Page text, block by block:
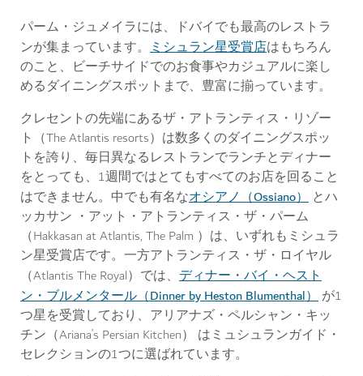
パーム・ジュメイラには、ドバイでも最高のレストラ
ンが集まっています。 ミシュラン星受賞店はもちろん
のこと、ビーチサイドでのお食事やカジュアルに楽し
めるダイニングスポットまで、豊富に揃っています。
クレセントの先端にあるザ・アトランティス・リゾー
ト（The Atlantis resorts）は数多くのダイニングスポッ
トを誇り、毎日異なるレストランでランチとディナー
をとっても、1週間ではとてもすべてのお店を回ること
はできません。中でも有名なオシアノ（Ossiano） とハ
ッカサン ・アット・アトランティス・ザ・パーム
（Hakkasan at Atlantis, The Palm ）は、いずれもミシュラ
ン星受賞店です。一方アトランティス・ザ・ロイヤル
（Atlantis The Royal）では、 ディナー・バイ・ヘスト
ン・ブルメンタール（Dinner by Heston Blumenthal）が1
つ星を受賞しており、アリアナズ・ペルシャン・キッ
チン（Ariana’s Persian Kitchen） はミュシュランガイド・
セレクションの1つに選ばれています。